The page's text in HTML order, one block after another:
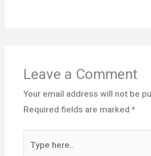
Leave a Comment
Your email address will not be
Required fields are marked *